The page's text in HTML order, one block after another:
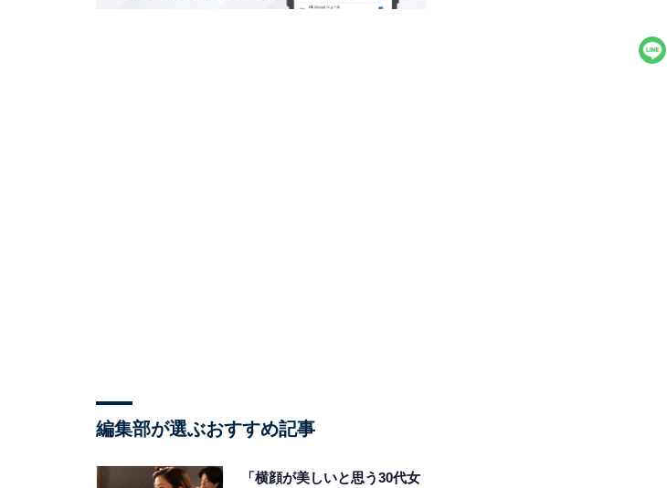
編集部が選ぶおすすめ記事
「横顔が美しいと思う30代女